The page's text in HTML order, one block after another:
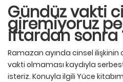
Gündüz vakti
giremiyoruz
iftardan sonra
Ramazan ayında cinsel
vakti olmaması kaydıyla
isteriz. Konuyla ilgili Yüce